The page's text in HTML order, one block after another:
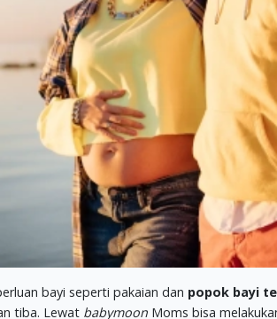
bayi seperti pakaian dan popok bayi
tiba. Lewat babymoon Moms bisa